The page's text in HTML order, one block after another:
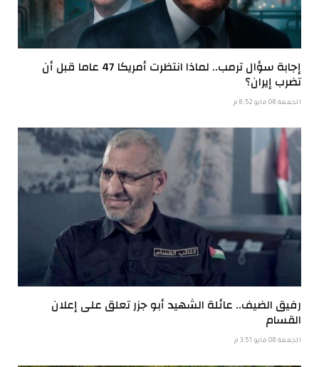
إجابة سؤال ترمب.. لماذا انتظرت أمريكا 47 عاما قبل أن
تضرب إيران؟
الجمعة 08 مايو 8:52 م
رفيق الضيف.. عائلة الشهيد أبو جزر تعلق على إعلان
القسام
الجمعة 08 مايو 3:51 م